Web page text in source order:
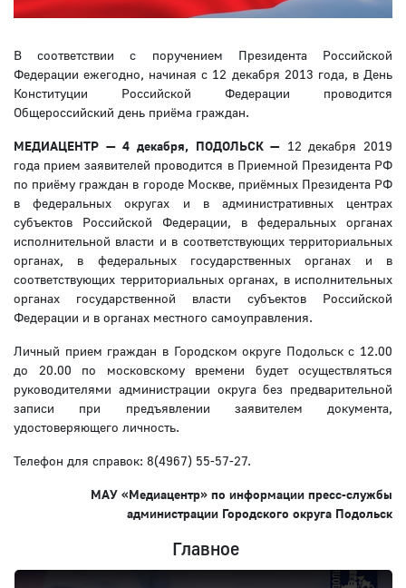
В соответствии с поручением Президента Российской
Федерации ежегодно, начиная с 12 декабря 2013 года, в День
Конституции Российской Федерации проводится
Общероссийский день приёма граждан.
МЕДИАЦЕНТР — 4 декабря, ПОДОЛЬСК — 12 декабря 2019
года прием заявителей проводится в Приемной Президента РФ
по приёму граждан в городе Москве, приёмных Президента РФ
в федеральных округах и в административных центрах
субъектов Российской Федерации, в федеральных органах
исполнительной власти и в соответствующих территориальных
органах, в федеральных государственных органах и в
соответствующих территориальных органах, в исполнительных
органах государственной власти субъектов Российской
Федерации и в органах местного самоуправления.
Личный прием граждан в Городском округе Подольск с 12.00
до 20.00 по московскому времени будет осуществляться
руководителями администрации округа без предварительной
записи при предъявлении заявителем документа,
удостоверяющего личность.
Телефон для справок: 8(4967) 55-57-27.
МАУ «Медиацентр» по информации пресс-службы
администрации Городского округа Подольск
Главное